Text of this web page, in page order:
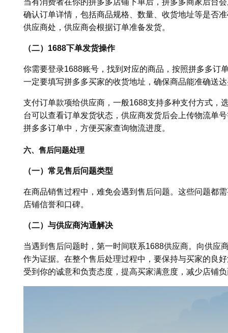
当有消费者在你的拼多多店铺下单后，拼多多商家后台
确认订单详情，包括商品规格、数量、收货地址等是否
供应商处，供应商会根据订单准备发货。
（二）1688下单发货操作
你需要登录1688账号，找到对应的商品，按照拼多多订
一定要填写拼多多买家的收货地址，确保商品能准确送
支付订单款项给供应商，一般1688支持多种支付方式，
台可以查看订单发货状态，供应商发货后会上传物流单
拼多多订单中，方便买家查询物流进度。
六、售后问题处理
（一）常见售后问题类型
在商品销售过程中，难免会遇到售后问题。这些问题都
店铺信誉和口碑。
（二）与供应商沟通解决
当遇到售后问题时，第一时间联系1688供应商。向供应
作为证据。在整个售后处理过程中，要保持与买家的良
受到你的诚意和负责态度，提高买家满意度，减少店铺